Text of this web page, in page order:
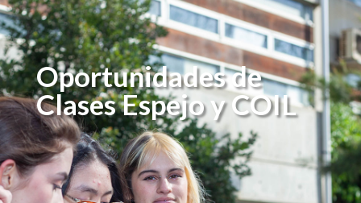
Oportunidades de
Clases Espejo y COIL